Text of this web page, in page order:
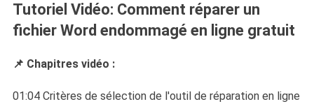
Tutoriel Vidéo: Comment réparer un
fichier Word endommagé en ligne gratuit
📌 Chapitres vidéo :
01:04 Critères de sélection de l'outil de réparation en ligne